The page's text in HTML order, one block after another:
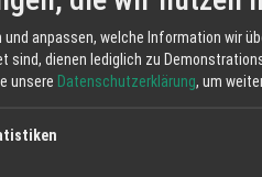
verrutscht oder beim
nur ein paar Minuten, macht
Anprobe mitbringen. Denn Helm
und anpassen, welche Information wir
sind, dienen lediglich zu
unsere Datenschutzerklärung, um